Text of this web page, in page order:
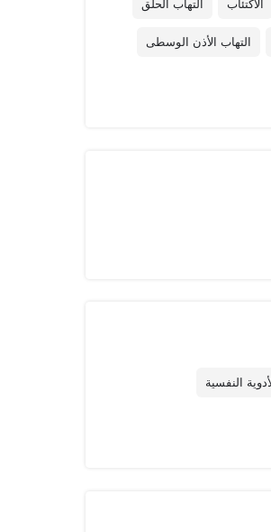
الاكتئاب التهاب الحلق
التهاب الأذن الوسطى
النفسية